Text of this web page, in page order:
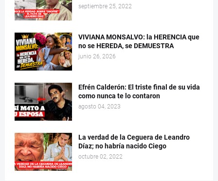
septiembre 25, 2022
VIVIANA MONSALVO: la HERENCIA que
no se HEREDA, se DEMUESTRA
junio 26, 2026
Efrén Calderón: El triste final de su vida
como nunca te lo contaron
agosto 04, 2023
La verdad de la Ceguera de Leandro
Díaz; no habría nacido Ciego
octubre 02, 2022